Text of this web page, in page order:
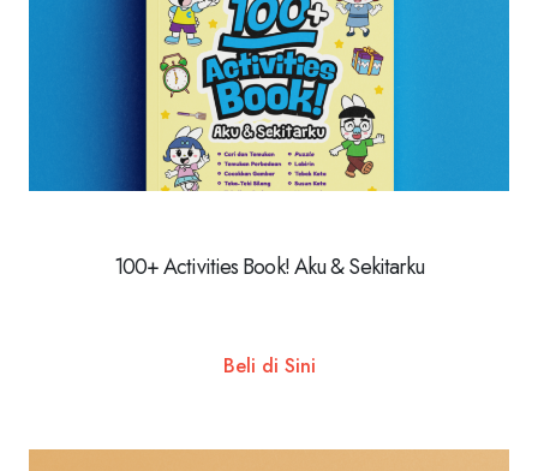
100+ Activities Book! Aku & Sekitarku
Beli di Sini